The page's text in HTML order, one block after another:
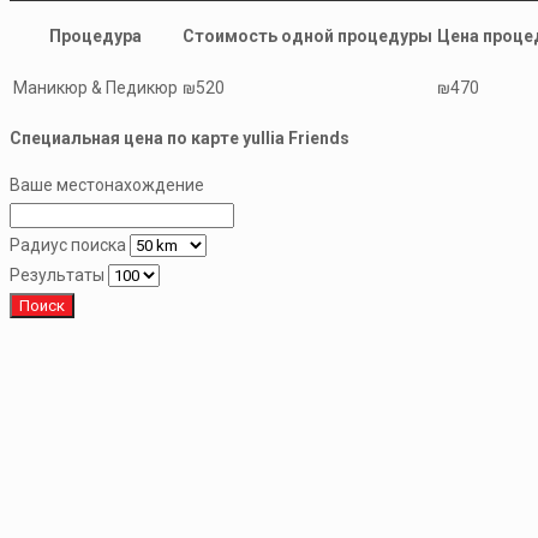
Процедура Стоимость одной процедуры Цена
Маникюр & Педикюр ₪520 ₪470
Специальная цена по карте yullia Friends
Ваше местонахождение
Радиус поиска
Результаты